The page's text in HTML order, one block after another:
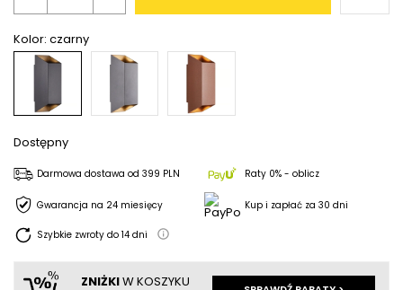
Kolor: czarny
Dostępny
Darmowa dostawa od 399 PLN Raty 0% - oblicz
Gwarancja na 24 miesięcy Kup i zapłać za 30 dni
Szybkie zwroty do 14 dni
ZNIŻKIW KOSZYKU